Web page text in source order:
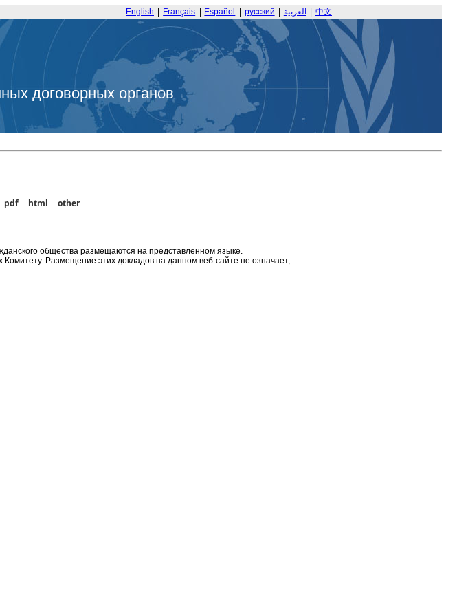
English Français Español русский العربية 中文
договорных органов
pdf html
other
общества размещаются на представленном языке.
Размещение этих докладов на данном веб-сайте не означает,